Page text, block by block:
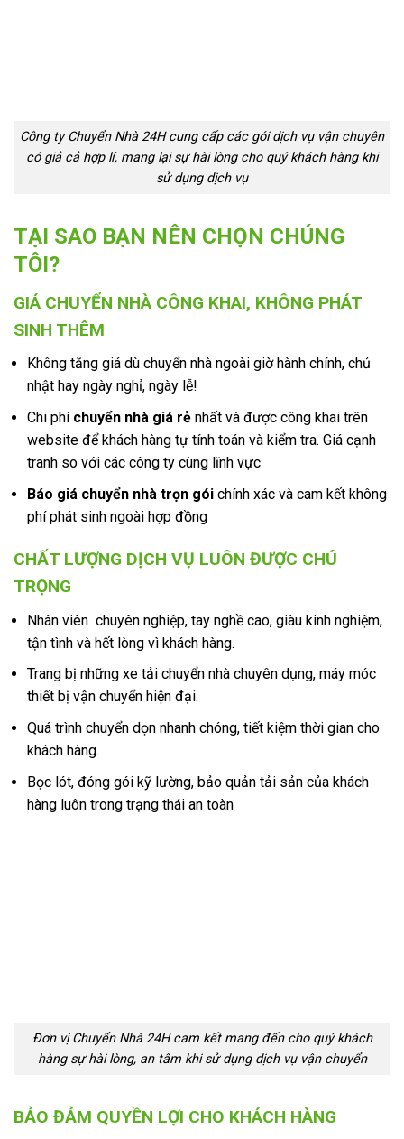
Công ty Chuyển Nhà 24H cung cấp các gói dịch vụ vận chuyên
có giả cả hợp lí, mang lại sự hài lòng cho quý khách hàng khi
sử dụng dịch vụ
TẠI SAO BẠN NÊN CHỌN CHÚNG
TÔI?
GIÁ CHUYỂN NHÀ CÔNG KHAI, KHÔNG PHÁT
SINH THÊM
Không tăng giá dù chuyển nhà ngoài giờ hành chính, chủ
nhật hay ngày nghỉ, ngày lễ!
Chi phí chuyển nhà giá rẻ nhất và được công khai trên
website để khách hàng tự tính toán và kiểm tra. Giá cạnh
tranh so với các công ty cùng lĩnh vực
Báo giá chuyển nhà trọn gói chính xác và cam kết không
phí phát sinh ngoài hợp đồng
CHẤT LƯỢNG DỊCH VỤ LUÔN ĐƯỢC CHÚ
TRỌNG
Nhân viên chuyên nghiệp, tay nghề cao, giàu kinh nghiệm,
tận tình và hết lòng vì khách hàng.
Trang bị những xe tải chuyển nhà chuyên dụng, máy móc
thiết bị vận chuyển hiện đại.
Quá trình chuyển dọn nhanh chóng, tiết kiệm thời gian cho
khách hàng.
Bọc lót, đóng gói kỹ lường, bảo quản tải sản của khách
hàng luôn trong trạng thái an toàn
Đơn vị Chuyển Nhà 24H cam kết mang đến cho quý khách
hàng sự hài lòng, an tâm khi sử dụng dịch vụ vận chuyển
BẢO ĐẢM QUYỀN LỢI CHO KHÁCH HÀNG